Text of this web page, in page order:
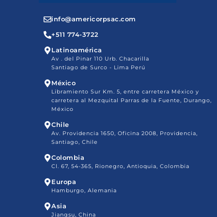
info@americorpsac.com
+511 774-3722
Latinoamérica
Av . del Pinar 110 Urb. Chacarilla
Santiago de Surco - Lima Perú
México
Libramiento Sur Km. 5, entre carretera México y
carretera al Mezquital Parras de la Fuente, Durango,
México
Chile
Av. Providencia 1650, Oficina 2008, Providencia,
Santiago, Chile
Colombia
Cl. 67, 54-365, Rionegro, Antioquia, Colombia
Europa
Hamburgo, Alemania
Asia
Jiangsu, China